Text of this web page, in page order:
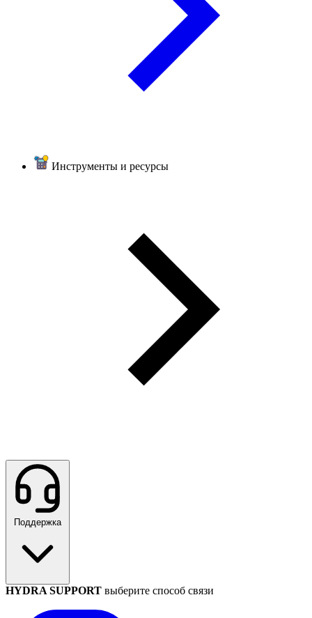
Инструменты и ресурсы
Поддержка
HYDRA SUPPORT выберите способ связи